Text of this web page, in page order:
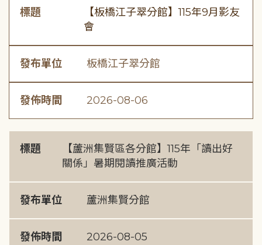
標題
【板橋江子翠分館】115年9月影友
會
發布單位 板橋江子翠分館
發佈時間 2026-08-06
標題
【蘆洲集賢區各分館】115年「讀出好
關係」暑期閱讀推廣活動
發布單位 蘆洲集賢分館
發佈時間 2026-08-05